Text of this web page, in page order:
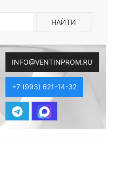
НАЙТИ
INFO@VENTINPROM.RU
+7 (993) 621-14-32